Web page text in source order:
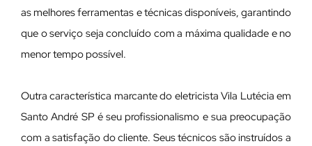
as melhores ferramentas e técnicas disponíveis, garantindo
que o serviço seja concluído com a máxima qualidade e no
menor tempo possível.
Outra característica marcante do eletricista Vila Lutécia em
Santo André SP é seu profissionalismo e sua preocupação
com a satisfação do cliente. Seus técnicos são instruídos a